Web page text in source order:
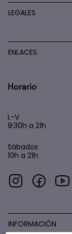
LEGALES
ENLACES
Horario
L-V
9:30h a 21h
Sábados
10h a 21h
INFORMACIÓN